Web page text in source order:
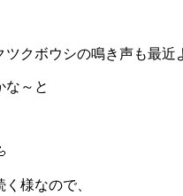
クボウシの鳴き声も最近
な～と
様なので、